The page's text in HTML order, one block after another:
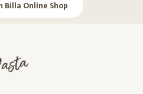
Billa Online Shop